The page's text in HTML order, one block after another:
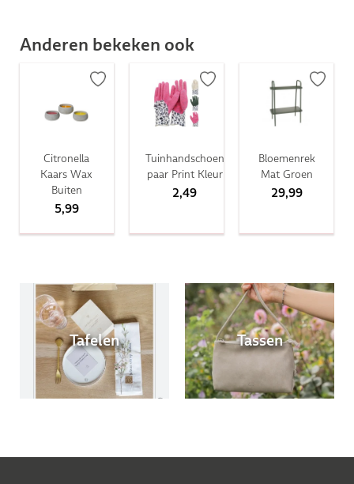
Anderen bekeken ook
Citronella
Kaars Wax
Buiten
5,99
Tuinhandschoen
paar Print Kleur
2,49
Bloemenrek
Mat Groen
29,99
Tafelen Tassen